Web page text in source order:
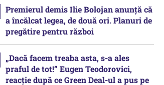
Premierul demis Ilie Bolojan anunță că
a încălcat legea, de două ori. Planuri de
pregătire pentru război
„Dacă facem treaba asta, s-a ales
praful de tot!” Eugen Teodorovici,
reacție după ce Green Deal-ul a pus pe